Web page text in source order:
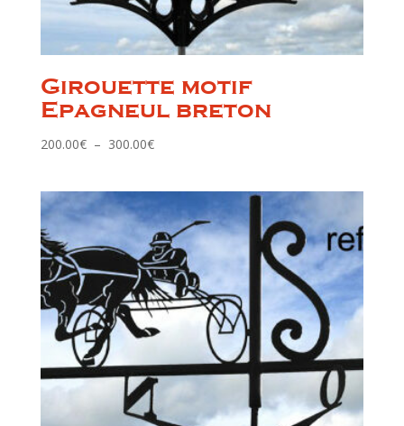
Girouette motif
Epagneul breton
200.00€ – 300.00€Plage
à
300.00€